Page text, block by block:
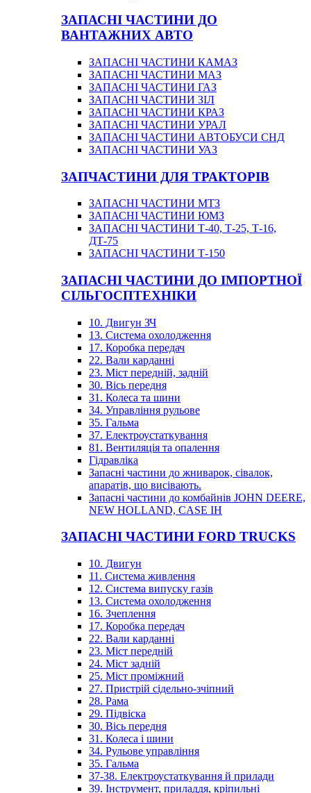
ЗАПАСНІ ЧАСТИНИ ДО
ВАНТАЖНИХ АВТО
ЗАПАСНІ ЧАСТИНИ КАМАЗ
ЗАПАСНІ ЧАСТИНИ МАЗ
ЗАПАСНІ ЧАСТИНИ ГАЗ
ЗАПАСНІ ЧАСТИНИ ЗІЛ
ЗАПАСНІ ЧАСТИНИ КРАЗ
ЗАПАСНІ ЧАСТИНИ УРАЛ
ЗАПАСНІ ЧАСТИНИ АВТОБУСИ СНД
ЗАПАСНІ ЧАСТИНИ УАЗ
ЗАПЧАСТИНИ ДЛЯ ТРАКТОРІВ
ЗАПАСНІ ЧАСТИНИ МТЗ
ЗАПАСНІ ЧАСТИНИ ЮМЗ
ЗАПАСНІ ЧАСТИНИ Т-40, Т-25, Т-16,
ДТ-75
ЗАПАСНІ ЧАСТИНИ Т-150
ЗАПАСНІ ЧАСТИНИ ДО ІМПОРТНОЇ
СІЛЬГОСПТЕХНІКИ
10. Двигун ЗЧ
13. Система охолодження
17. Коробка передач
22. Вали карданні
23. Міст передній, задній
30. Вісь передня
31. Колеса та шини
34. Управління рульове
35. Гальма
37. Електроустаткування
81. Вентиляція та опалення
Гідравліка
Запасні частини до жниварок, сівалок,
апаратів, що висівають.
Запасні частини до комбайнів JOHN DEERE,
NEW HOLLAND, CASE IH
ЗАПАСНІ ЧАСТИНИ FORD TRUCKS
10. Двигун
11. Система живлення
12. Система випуску газів
13. Система охолодження
16. Зчеплення
17. Коробка передач
22. Вали карданні
23. Міст передній
24. Міст задній
25. Міст проміжний
27. Пристрій сідельно-зчіпний
28. Рама
29. Підвіска
30. Вісь передня
31. Колеса і шини
34. Рульове управління
35. Гальма
37-38. Електроустаткування й прилади
39. Інструмент, приладдя, кріпильні